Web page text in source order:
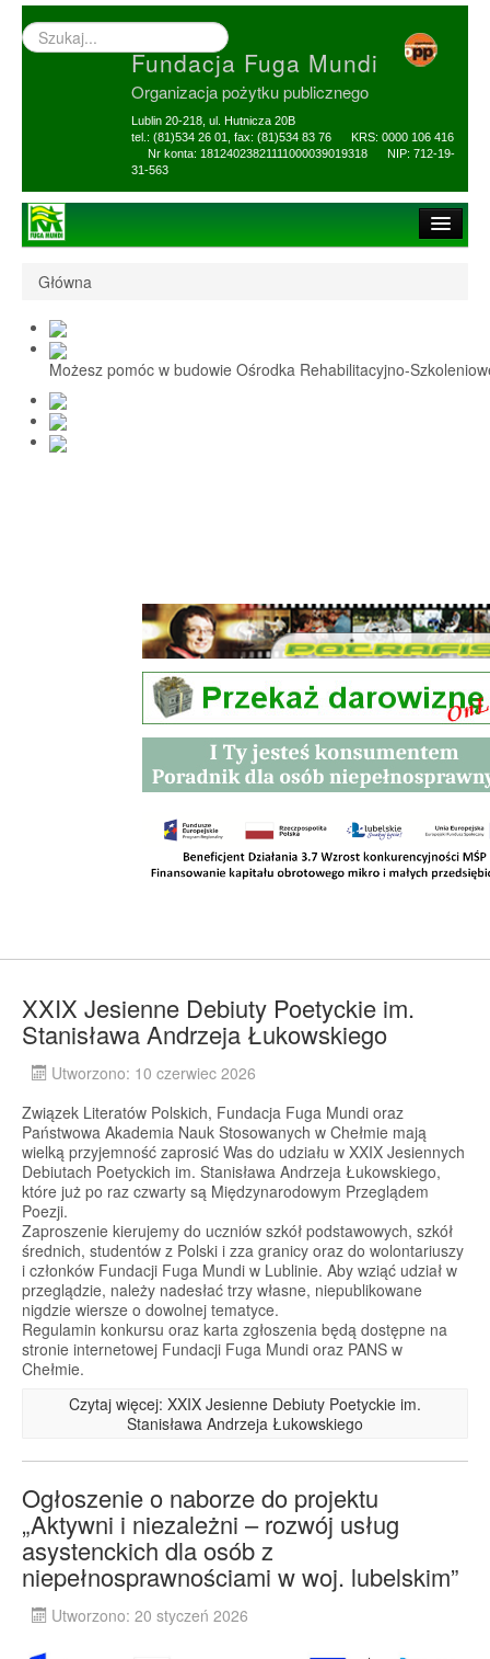
Wyszukiwarka
–
Fundacja Fuga Mundi
Organizacja pożytku publicznego
Lublin 20-218, ul. Hutnicza 20B
tel.: (81)534 26 01, fax: (81)534 83 76 KRS: 0000 106 416
Nr konta: 18124023821111000039019318 NIP: 712-19-
31-563
1,5% i darowizny
Nasi Beneficjenci
Ośrodek Reh-Szkol
Sprawozdania
Główna
Możesz pomóc w budowie Ośrodka Rehabilitacyjno-
XXIX Jesienne Debiuty Poetyckie im.
Stanisława Andrzeja Łukowskiego
Utworzono: 10 czerwiec 2026
Związek Literatów Polskich, Fundacja Fuga Mundi oraz
Państwowa Akademia Nauk Stosowanych w Chełmie mają
wielką przyjemność zaprosić Was do udziału w XXIX Jesiennych
Debiutach Poetyckich im. Stanisława Andrzeja Łukowskiego,
które już po raz czwarty są Międzynarodowym Przeglądem
Poezji.
Zaproszenie kierujemy do uczniów szkół podstawowych, szkół
średnich, studentów z Polski i zza granicy oraz do wolontariuszy
i członków Fundacji Fuga Mundi w Lublinie. Aby wziąć udział w
przeglądzie, należy nadesłać trzy własne, niepublikowane
nigdzie wiersze o dowolnej tematyce.
Regulamin konkursu oraz karta zgłoszenia będą dostępne na
stronie internetowej Fundacji Fuga Mundi oraz PANS w
Chełmie.
Czytaj więcej: XXIX Jesienne Debiuty Poetyckie im.
Stanisława Andrzeja Łukowskiego
Ogłoszenie o naborze do projektu
„Aktywni i niezależni – rozwój usług
asystenckich dla osób z
niepełnosprawnościami w woj. lubelskim”
Utworzono: 20 styczeń 2026